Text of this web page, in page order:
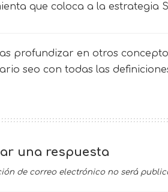
que coloca a la estrategia
profundizar en otros
seo con todas las
una respuesta
de correo electrónico no será